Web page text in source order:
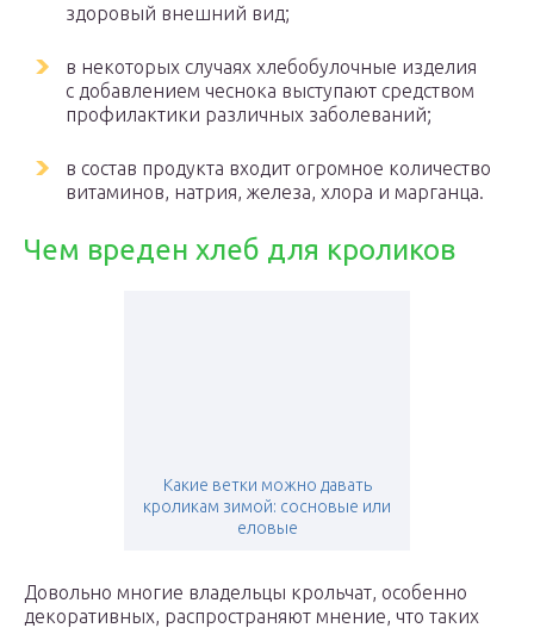
здоровый внешний вид;
в некоторых случаях хлебобулочные изделия
с добавлением чеснока выступают средством
профилактики различных заболеваний;
в состав продукта входит огромное количество
витаминов, натрия, железа, хлора и марганца.
Чем вреден хлеб для кроликов
Какие ветки можно давать
кроликам зимой: сосновые или
еловые
Довольно многие владельцы крольчат, особенно
декоративных, распространяют мнение, что таких